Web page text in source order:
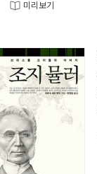
미리보기